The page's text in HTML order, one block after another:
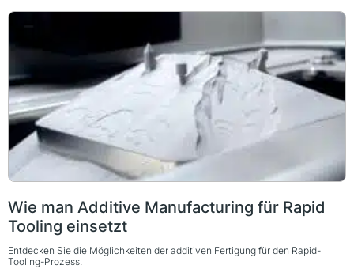
Wie man Additive Manufacturing für Rapid
Tooling einsetzt
Entdecken Sie die Möglichkeiten der additiven Fertigung für den Rapid-
Tooling-Prozess.